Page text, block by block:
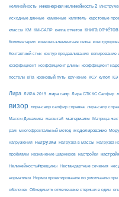
нелинейность инженерная нелинейность 2
исходные данные каменные капитель карстовые
классы КМ КМ-САПР книга отчетов книга отчётов
Комментарии конечно-элементная сетка
Контактный стык контур продавливания копирование
коэффициент коэффициент длины коэффициент
постели кПа крановый путь кручение КСУ купол КЭ
Лира ЛИРА 2019 лира сапр Лира СТК КС Сапфир
визор лира-сапр сапфир справка лира-сапр
Массы Динамика масштаб материалы Матрица
рам многофронтальный метод моделирование
нагружения нагрузка Нагрузка в массы Нагрузка
проёмами назначение шарниров настройки
Нелинейность#трещины Нестандартные сечения
нормативы Нормы проектирования по умолчанию при
оболочек Объединить отмеченные стержни в один